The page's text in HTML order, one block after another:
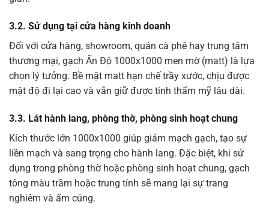
3.2. Sử dụng tại cửa hàng kinh doanh
Đối với cửa hàng, showroom, quán cà phê hay trung tâm
thương mại, gạch Ấn Độ 1000x1000 men mờ (matt) là lựa
chọn lý tưởng. Bề mặt matt hạn chế trầy xước, chịu được
mật độ đi lại cao và vẫn giữ được tính thẩm mỹ lâu dài.
3.3. Lát hành lang, phòng thờ, phòng sinh hoạt chung
Kích thước lớn 1000x1000 giúp giảm mạch gạch, tạo sự
liền mạch và sang trọng cho hành lang. Đặc biệt, khi sử
dụng trong phòng thờ hoặc phòng sinh hoạt chung, gạch
tông màu trầm hoặc trung tính sẽ mang lại sự trang
nghiêm và ấm cúng.